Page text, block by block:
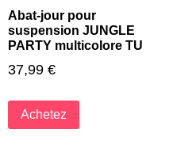
Abat-jour pour
suspension JUNGLE
PARTY multicolore TU
37,99 €
Achetez